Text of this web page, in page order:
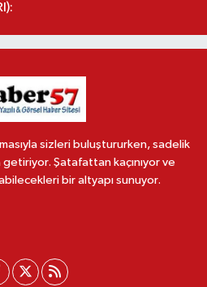
sizleri buluştururken, sadelik
Şatafattan kaçınıyor ve
bir altyapı sunuyor.